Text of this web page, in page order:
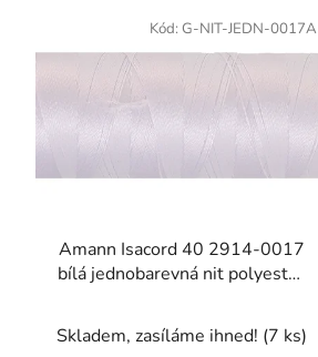
p
s
p
r
Amann Isacord 40 2914-0017
bílá jednobarevná nit polyester
Skladem, zasíláme ihned! (7 ks)
Kód: G-NIT-JEDN-0017A